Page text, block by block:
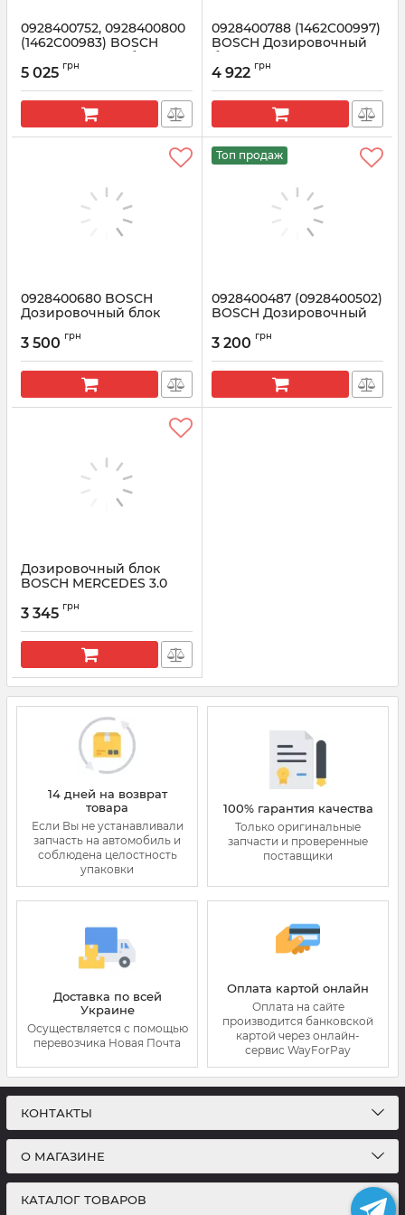
0928400752, 0928400800
(1462C00983) BOSCH
Дозировочный блок
ТНВД
Артикул: 1462C00983
5 025 грн
0928400788 (1462C00997)
BOSCH Дозировочный
блок ТНВД CP4
Артикул:
4 922 грн
0928400680 BOSCH
Дозировочный блок
Артикул: 1465ZS0011
3 500 грн
Топ продаж
0928400487 (0928400502)
BOSCH Дозировочный
DCI
Артикул: 1465ZS0041
3 200 грн
Дозировочный блок
BOSCH MERCEDES 3.0
(0928400665) |
Артикул: 0928400719
3 345 грн
14 дней на возврат
товара
Если Вы не устанавливали
запчасть на автомобиль и
соблюдена целостность
упаковки
100% гарантия качества
Только оригинальные
запчасти и проверенные
поставщики
Доставка по всей
Украине
Осуществляется с помощью
перевозчика Новая Почта
Оплата картой онлайн
Оплата на сайте
производится банковской
картой через онлайн-
сервис WayForPay
КОНТАКТЫ
О МАГАЗИНЕ
КАТАЛОГ ТОВАРОВ